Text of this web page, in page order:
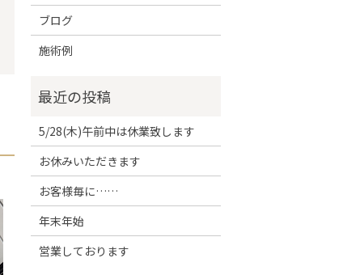
ブログ
施術例
5/28(木)午前中は休業致します
お休みいただきます
お客様毎に……
年末年始
営業しております